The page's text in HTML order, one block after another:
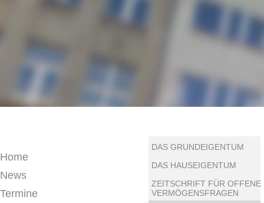
Home
News
Termine
DAS GRUNDEIGENTUM
DAS HAUSEIGENTUM
ZEITSCHRIFT FÜR OFFENE
VERMÖGENSFRAGEN